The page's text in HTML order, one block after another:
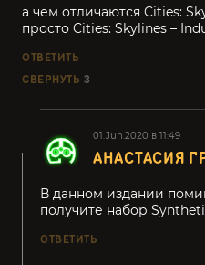
а чем отличаются Cities:
просто Cities: Skylines –
ОТВЕТИТЬ
СВЕРНУТЬ 3
01.Jun.2020 в 11:49
АНАСТАСИЯ
В данном издании
получите набор
ОТВЕТИТЬ